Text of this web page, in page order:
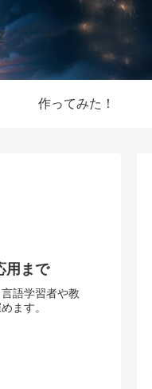
作ってみた！
用まで
語学習者や教
ます。